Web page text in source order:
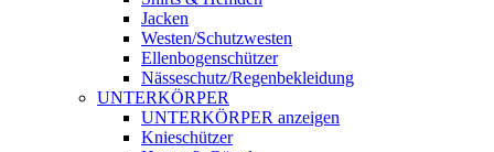
Jacken
Westen/Schutzwesten
Ellenbogenschützer
Nässeschutz/Regenbekleidung
UNTERKÖRPER
UNTERKÖRPER anzeigen
Knieschützer